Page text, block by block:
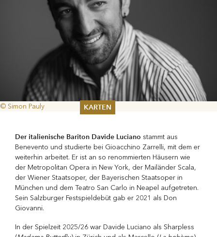
KARTEN
Pfingsten 2026
Abonnements
Karteninformation
Gutscheine
© Simon Pauly
Der italienische Bariton Davide Lucianostammt aus
Benevento und studierte bei Gioacchino Zarrelli, mit dem er
weiterhin arbeitet. Er ist an so renommierten Häusern wie
der Metropolitan Opera in New York, der Mailänder Scala,
der Wiener Staatsoper, der Bayerischen Staatsoper in
München und dem Teatro San Carlo in Neapel aufgetreten.
Sein Salzburger Festspieldebüt gab er 2021 als Don
Giovanni.
In der Spielzeit 2025/26 war Davide Luciano als Sharpless